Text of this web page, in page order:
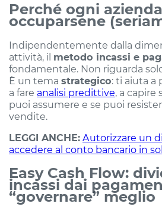
Perché ogni
occuparsene
Indipendentemente dalla
attività, il metodo incassi e
fondamentale. Non riguarda
È un tema strategico: ti aiuta a
a fare analisi predittive, a capire
puoi assumere e se puoi
vendite.
LEGGI ANCHE: Autorizzare un
accedere al conto bancario in
Easy Cash Flow:
incassi dai
“governare” meglio